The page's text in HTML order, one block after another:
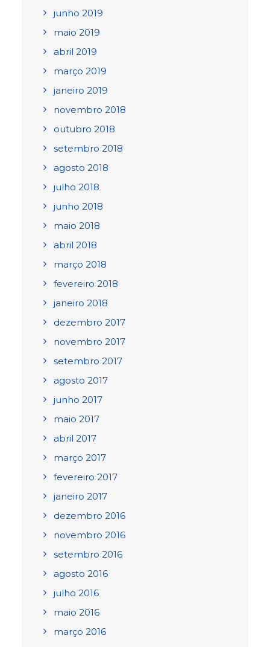
junho 2019
maio 2019
abril 2019
março 2019
janeiro 2019
novembro 2018
outubro 2018
setembro 2018
agosto 2018
julho 2018
junho 2018
maio 2018
abril 2018
março 2018
fevereiro 2018
janeiro 2018
dezembro 2017
novembro 2017
setembro 2017
agosto 2017
junho 2017
maio 2017
abril 2017
março 2017
fevereiro 2017
janeiro 2017
dezembro 2016
novembro 2016
setembro 2016
agosto 2016
julho 2016
maio 2016
março 2016